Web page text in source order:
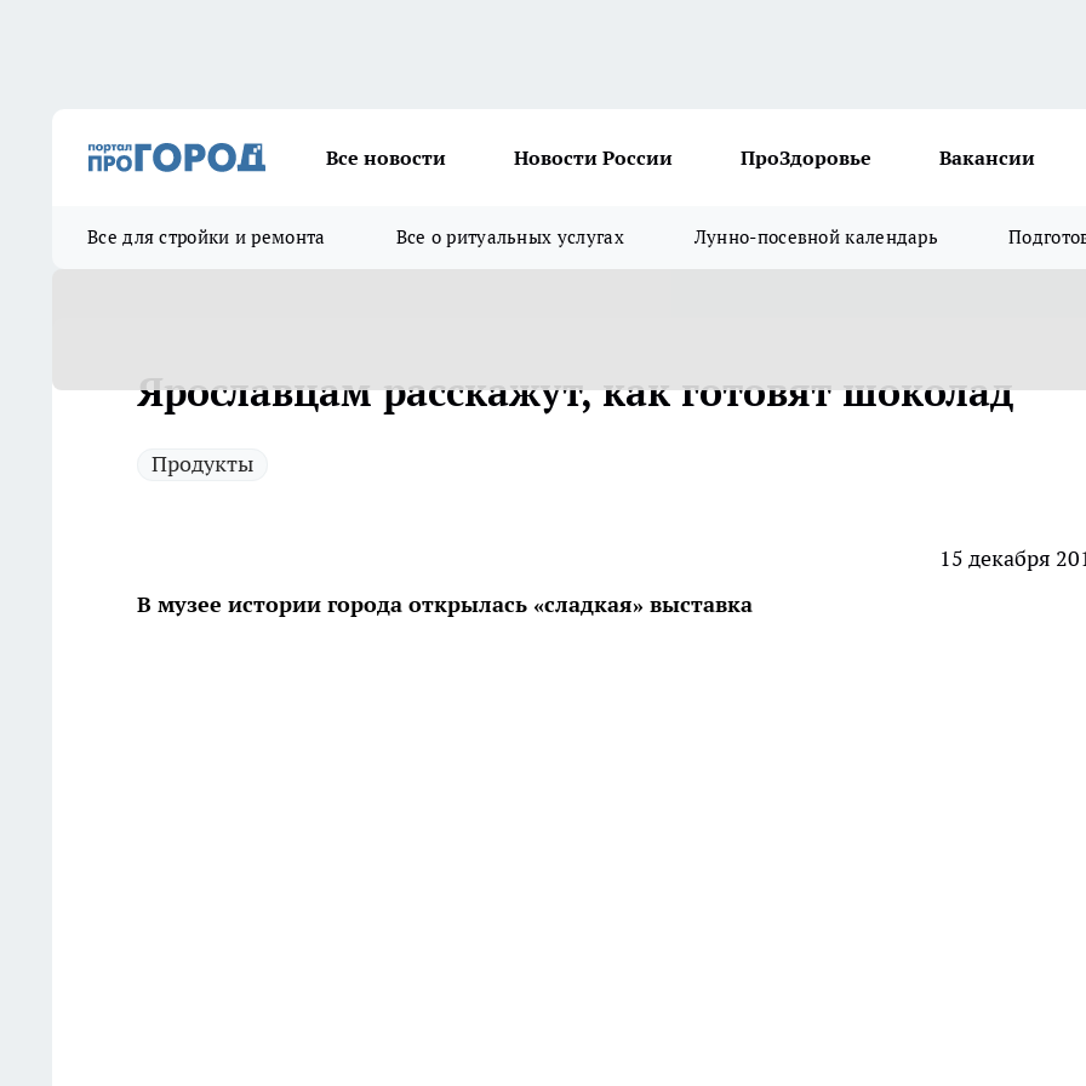
Все новости Новости России ПроЗдоровье Вакансии
Все для стройки и ремонта Все о ритуальных услугах Лунно-посевной календарь
Ярославцам расскажут, как готовят шоколад
Продукты
15 декабря
В музее истории города открылась «сладкая» выставка